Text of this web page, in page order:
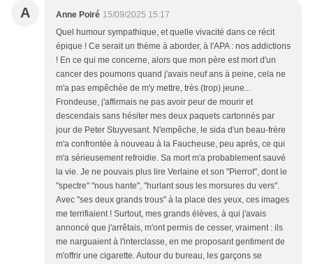
A Anne Poiré 15/09/2025 15:17
Quel humour sympathique, et quelle vivacité dans ce récit
épique ! Ce serait un thème à aborder, à l'APA : nos addictions
! En ce qui me concerne, alors que mon père est mort d'un
cancer des poumons quand j'avais neuf ans à peine, cela ne
m'a pas empêchée de m'y mettre, très (trop) jeune...
Frondeuse, j'affirmais ne pas avoir peur de mourir et
descendais sans hésiter mes deux paquets cartonnés par
jour de Peter Stuyvesant. N'empêche, le sida d'un beau-frère
m'a confrontée à nouveau à la Faucheuse, peu après, ce qui
m'a sérieusement refroidie. Sa mort m'a probablement sauvé
la vie. Je ne pouvais plus lire Verlaine et son "Pierrot", dont le
"spectre" "nous hante", "hurlant sous les morsures du vers".
Avec "ses deux grands trous" à la place des yeux, ces images
me terrifiaient ! Surtout, mes grands élèves, à qui j'avais
annoncé que j'arrêtais, m'ont permis de cesser, vraiment : ils
me narguaient à l'interclasse, en me proposant gentiment de
m'offrir une cigarette. Autour du bureau, les garçons se